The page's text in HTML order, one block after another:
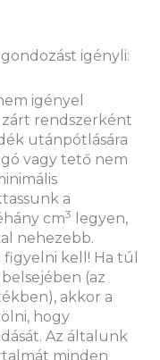
igényli:
igényel
rendszerként
utánpótlására
vagy tető nem
a
cm3
legyen,
nehezebb.
kell! Ha túl
(az
akkor a
hogy
Az általunk
minden